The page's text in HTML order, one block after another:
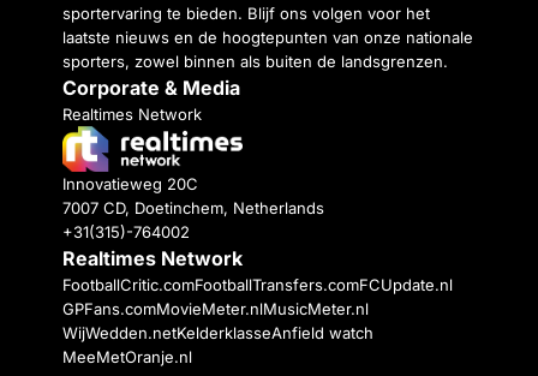
sportervaring te bieden. Blijf ons volgen voor het
laatste nieuws en de hoogtepunten van onze nationale
sporters, zowel binnen als buiten de landsgrenzen.
Corporate & Media
Realtimes Network
Innovatieweg 20C
7007 CD, Doetinchem, Netherlands
+31(315)-764002
Realtimes Network
FootballCritic.comFootballTransfers.comFCUpdate.nl
GPFans.comMovieMeter.nlMusicMeter.nl
WijWedden.netKelderklasseAnfield watch
MeeMetOranje.nl